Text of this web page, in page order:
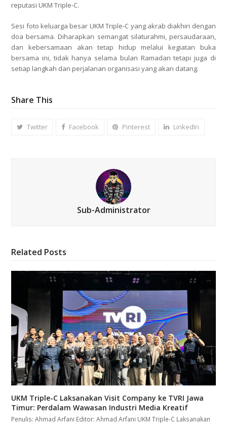
reputasi UKM Triple-C.
Sesi foto keluarga besar UKM Triple-C yang akrab diakhiri dengan
doa bersama. Diharapkan semangat silaturahmi, persaudaraan,
dan kebersamaan akan tetap hidup melalui kegiatan buka
bersama ini, tidak hanya selama bulan Ramadan tetapi juga di
setiap langkah dan perjalanan organisasi yang akan datang.
Share This
Twitter Facebook Pinterest LinkedIn
Sub-Administrator
Related Posts
UKM Triple-C Laksanakan Visit Company ke TVRI Jawa
Timur: Perdalam Wawasan Industri Media Kreatif
Penulis: Ahmad Arfani Editor: Ahmad Arfani UKM Triple-C Laksanakan